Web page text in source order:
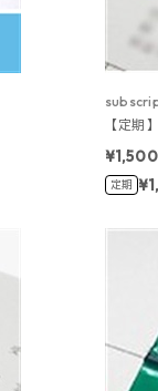
【定期
¥1,500
定期